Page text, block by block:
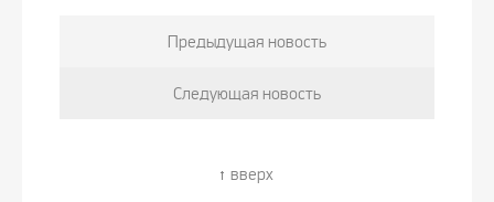
Предыдущая новость
Следующая новость
вверх